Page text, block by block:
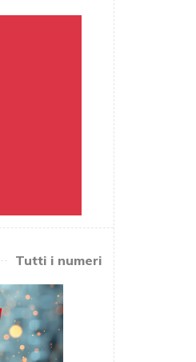
Tutti i numeri